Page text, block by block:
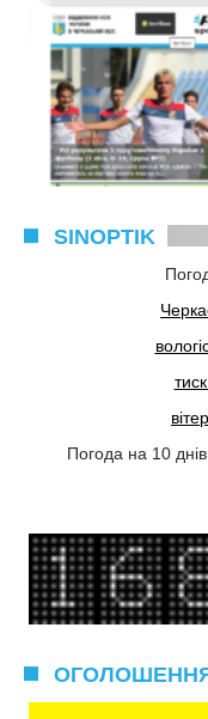
SINOPTIK
Погода на 10 днів